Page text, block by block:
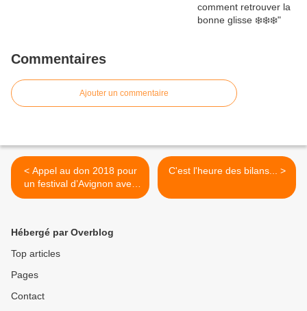
Commentaires
Ajouter un commentaire
< Appel au don 2018 pour
un festival d’Avignon avec
Virginie D. en 2019
C'est l'heure des bilans... >
Hébergé par Overblog
Top articles
Pages
Contact